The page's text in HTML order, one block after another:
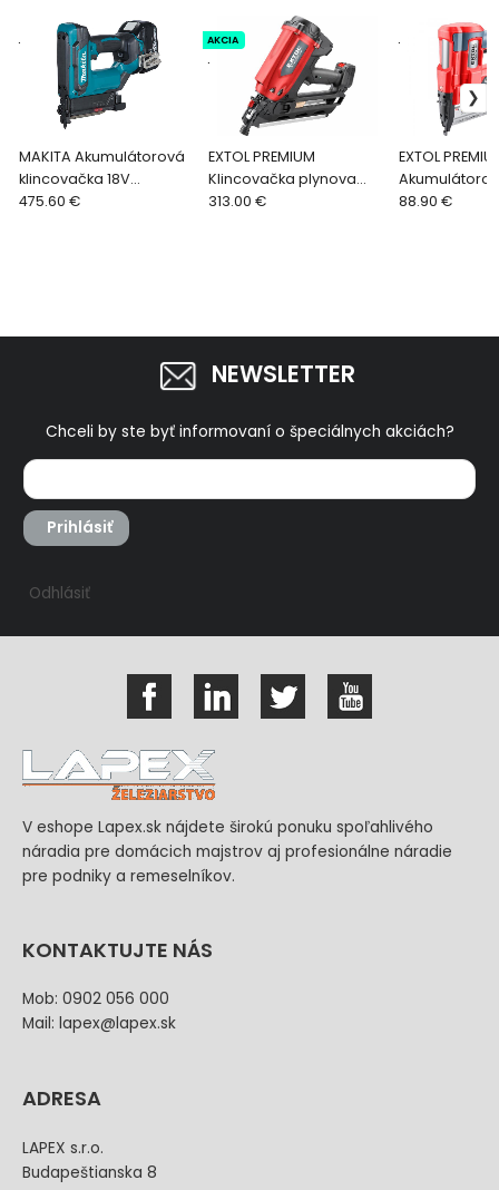
MAKITA Akumulátorová
klincovačka 18V
DPT353RFJ
.
475.60 €
EXTOL PREMIUM
Klincovačka plynova
80J 50-90mm klince
AKCIA
.
313.00 €
EXTOL
klincovačka/
.
88.90 €
NEWSLETTER
Chceli by ste byť informovaní o špeciálnych akciách?
Prihlásiť
Odhlásiť
V eshope Lapex.sk nájdete širokú ponuku spoľahlivého
náradia pre domácich majstrov aj profesionálne náradie
pre podniky a remeselníkov.
KONTAKTUJTE NÁS
Mob: 0902 056 000
Mail: lapex@lapex.sk
ADRESA
LAPEX s.r.o.
Budapeštianska 8